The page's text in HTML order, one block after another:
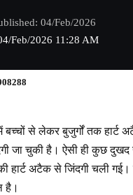
Feb/2026 11:28 AM
04/Feb/2026
बच्चों से लेकर बुजुर्गों तक हार्ट
जा चुकी है। ऐसी ही कुछ दुखद
हार्ट अटैक से जिंदगी चली
है।